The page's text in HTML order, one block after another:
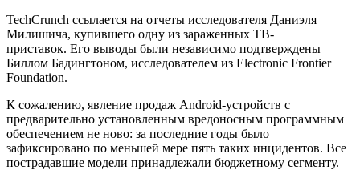
TechCrunch ссылается на отчеты исследователя Даниэля
Милишича, купившего одну из зараженных ТВ-
приставок. Его выводы были независимо подтверждены
Биллом Бадингтоном, исследователем из Electronic Frontier
Foundation.
К сожалению, явление продаж Android-устройств с
предварительно установленным вредоносным программным
обеспечением не ново: за последние годы было
зафиксировано по меньшей мере пять таких инцидентов. Все
пострадавшие модели принадлежали бюджетному сегменту.